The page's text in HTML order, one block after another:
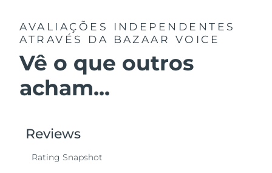
AVALIAÇÕES INDEPENDENTES
ATRAVÉS DA BAZAAR VOICE
Vê o que outros
acham...